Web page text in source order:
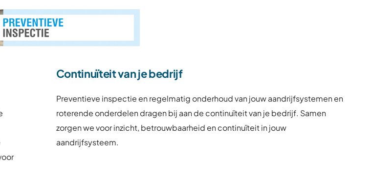
Continuïteit van je bedrijf
Preventieve inspectie en regelmatig onderhoud van jouw aandrijfsystemen en
roterende onderdelen dragen bij aan de continuïteit van je bedrijf. Samen
zorgen we voor inzicht, betrouwbaarheid en continuïteit in jouw
aandrijfsysteem.